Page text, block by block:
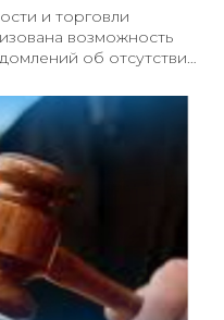
и торговли
возможность
об отсутствии
(РПП), в
№ 1875 при
указанных в
№ 2 к указанному
(ГИСП).
ссылке